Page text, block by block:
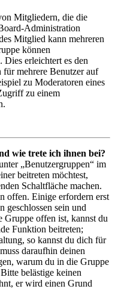
Mitgliedern, die die
Administration
Mitglied kann mehreren
können
erleichtert es den
mehrere Benutzer auf
zu Moderatoren eines
zu einem
wie trete ich ihnen bei?
„Benutzergruppen“ im
beitreten möchtest,
Schaltfläche machen.
offen. Einige erfordern erst
geschlossen sein und
Gruppe offen ist, kannst du
Funktion beitreten;
so kannst du dich für
daraufhin deinen
warum du in die Gruppe
belästige keinen
er wird einen Grund